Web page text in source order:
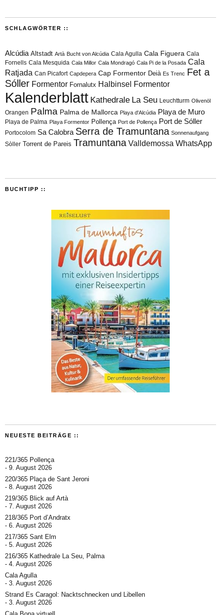
SCHLAGWÖRTER ::
Alcúdia Altstadt Artà Bucht von Alcúdia Cala Agulla Cala Figuera Cala
Fornells Cala Mesquida Cala Millor Cala Mondragó Cala Pi de la Posada Cala
Ratjada Can Picafort Capdepera Cap Formentor Deià Es Trenc Fet a
Sóller Formentor Fornalutx Halbinsel Formentor
Kalenderblatt Kathedrale La Seu Leuchtturm Olivenöl
Orangen Palma Palma de Mallorca Playa d'Alcúdia Playa de Muro
Playa de Palma Playa Formentor Pollença Port de Pollença Port de Sóller
Portocolom Sa Calobra Serra de Tramuntana Sonnenaufgang
Sòller Torrent de Pareis Tramuntana Valldemossa WhatsApp
BUCHTIPP ::
NEUESTE BEITRÄGE ::
221/365 Pollença
9. August 2026
220/365 Plaça de Sant Jeroni
8. August 2026
219/365 Blick auf Artà
7. August 2026
218/365 Port d’Andratx
6. August 2026
217/365 Sant Elm
5. August 2026
216/365 Kathedrale La Seu, Palma
4. August 2026
Cala Agulla
3. August 2026
Strand Es Caragol: Nacktschnecken und Libellen
3. August 2026